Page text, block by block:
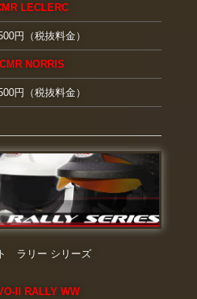
LECLERC
円（税抜料金）
NORRIS
円（税抜料金）
ラリー シリーズ
II RALLY WW